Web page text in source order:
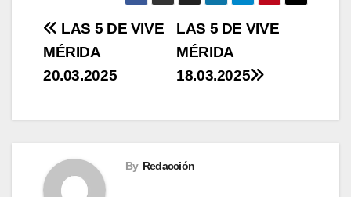
Navegación
de
LAS 5 DE VIVE
MÉRIDA
18.03.2025
LAS 5 DE VIVE
MÉRIDA
20.03.2025
By Redacción